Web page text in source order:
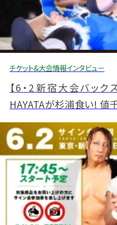
チケット&大会情報インタビュー
【6・2新宿大会バック
HAYATAが杉浦食い! 値
勝目「階級関係ない、ちょ
コスジムが清宮&晴斗
内藤が“ヒロムが認めた
「顔はちゃんと覚えたよ
グ前哨戦快勝「俺の強さ